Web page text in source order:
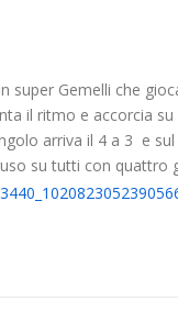
Gemelli che
il ritmo e accorcia
arriva il 4 a 3 e
su tutti con